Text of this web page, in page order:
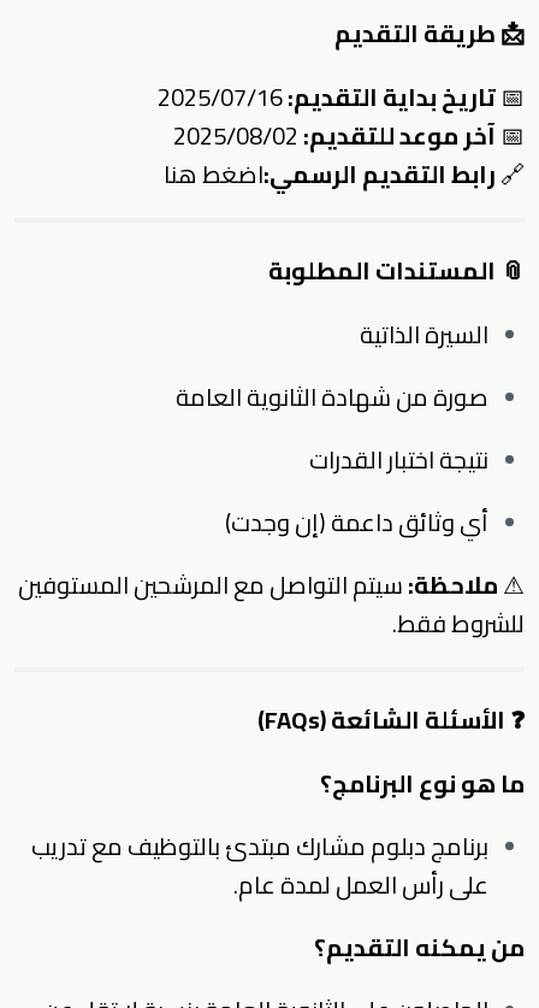
📩 طريقة التقديم
📅تاريخ بداية التقديم:
📅آخر موعد للتقديم:
🔗رابط التقديم الرسمي:اضغط هنا
📎 المستندات المطلوبة
السيرة الذاتية
صورة من شهادة الثانوية العامة
نتيجة اختبار القدرات
أي وثائق داعمة (إن وجدت)
⚠ملاحظة:سيتم التواصل مع المرشحين المستوفين
للشروط فقط.
❓ الأسئلة الشائعة (FAQs)
ما هو نوع البرنامج؟
برنامج دبلوم مشارك مبتدئ بالتوظيف مع تدريب
على رأس العمل لمدة عام.
من يمكنه التقديم؟